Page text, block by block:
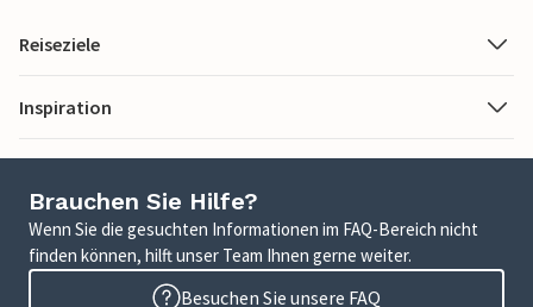
Reiseziele
Inspiration
Brauchen Sie Hilfe?
Wenn Sie die gesuchten Informationen im FAQ-Bereich nicht
finden können, hilft unser Team Ihnen gerne weiter.
Besuchen Sie unsere FAQ